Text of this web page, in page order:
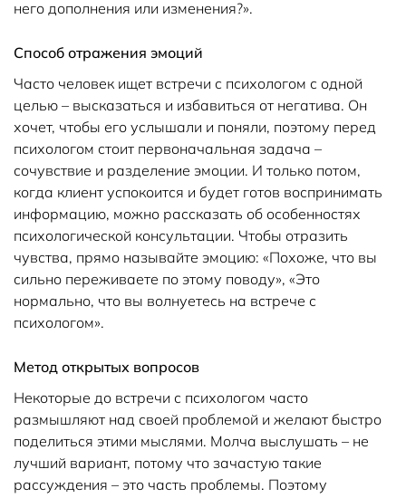
него дополнения или изменения?».
Способ отражения эмоций
Часто человек ищет встречи с психологом с одной
целью – высказаться и избавиться от негатива. Он
хочет, чтобы его услышали и поняли, поэтому перед
психологом стоит первоначальная задача –
сочувствие и разделение эмоции. И только потом,
когда клиент успокоится и будет готов воспринимать
информацию, можно рассказать об особенностях
психологической консультации. Чтобы отразить
чувства, прямо называйте эмоцию: «Похоже, что вы
сильно переживаете по этому поводу», «Это
нормально, что вы волнуетесь на встрече с
психологом».
Метод открытых вопросов
Некоторые до встречи с психологом часто
размышляют над своей проблемой и желают быстро
поделиться этими мыслями. Молча выслушать – не
лучший вариант, потому что зачастую такие
рассуждения – это часть проблемы. Поэтому